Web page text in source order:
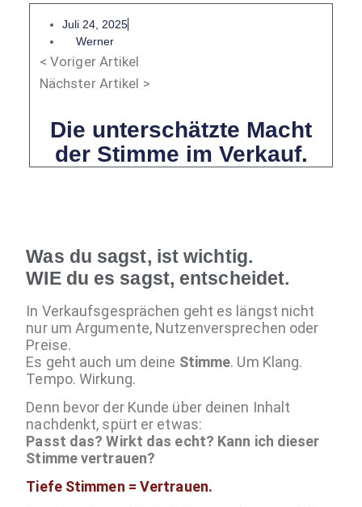
Juli 24, 2025
Werner
< Voriger Artikel
Nächster Artikel >
Die unterschätzte Macht
der Stimme im Verkauf.
Was du sagst, ist wichtig.
WIE du es sagst, entscheidet.
In Verkaufsgesprächen geht es längst nicht
nur um Argumente, Nutzenversprechen oder
Preise.
Es geht auch um deine Stimme. Um Klang.
Tempo. Wirkung.
Denn bevor der Kunde über deinen Inhalt
nachdenkt, spürt er etwas:
Passt das? Wirkt das echt? Kann ich dieser
Stimme vertrauen?
Tiefe Stimmen = Vertrauen.